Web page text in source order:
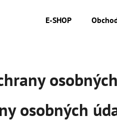
E-SHOP
osobných